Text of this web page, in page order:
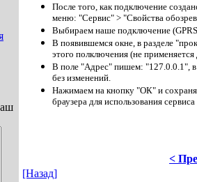
После того, как подключение
меню: "Сервис" > "Свойства
Выбираем наше подключение
В появившемся окне, в разделе
этого полключения (не
В поле "Адрес" пишем: "127.0.0.1",
без изменений.
Нажимаем на кнопку "ОК" и
браузера для использования
<
[Назад]